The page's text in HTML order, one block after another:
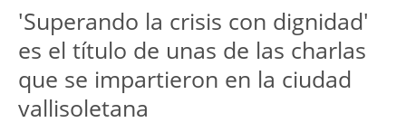
'Superando la crisis con dignidad'
es el título de unas de las charlas
que se impartieron en la ciudad
vallisoletana